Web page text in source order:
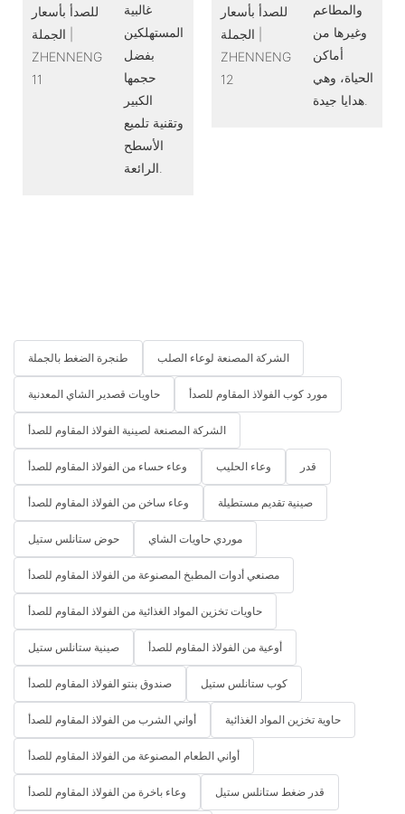
غالبية
المستهلكين
بفضل
حجمها
الكبير
وتقنية تلميع
الأسطح
والمطاعم
وغيرها من
أماكن
الحياة، وهي
طنجرة الضغط بالجملة الشركة المصنعة لوعاء الصلب
حاويات قصدير الشاي المعدنية مورد كوب الفولاذ المقاوم للصدأ
الشركة المصنعة لصينية الفولاذ المقاوم للصدأ
وعاء حساء من الفولاذ المقاوم للصدأ وعاء الحليب قدر
وعاء ساخن من الفولاذ المقاوم للصدأ صينية تقديم مستطيلة
حوض ستانلس ستيل موردي حاويات الشاي
مصنعي أدوات المطبخ المصنوعة من الفولاذ المقاوم للصدأ
حاويات تخزين المواد الغذائية من الفولاذ المقاوم للصدأ
صينية ستانلس ستيل أوعية من الفولاذ المقاوم للصدأ
صندوق بنتو الفولاذ المقاوم للصدأ كوب ستانلس ستيل
أواني الشرب من الفولاذ المقاوم للصدأ حاوية تخزين المواد الغذائية
أواني الطعام المصنوعة من الفولاذ المقاوم للصدأ
وعاء باخرة من الفولاذ المقاوم للصدأ قدر ضغط ستانلس ستيل